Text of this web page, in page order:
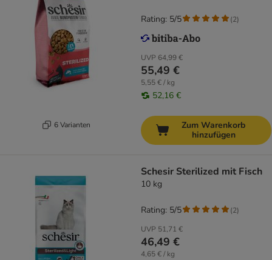
6 Varianten
UVP 64,99 €
55,49 €
5,55 € / kg
52,16 €
Rating: 5/5 (2)
Zum Warenkorb
hinzufügen
Schesir Sterilized mit Fisch
10 kg
UVP 51,71 €
46,49 €
4,65 € / kg
Rating: 5/5 (2)